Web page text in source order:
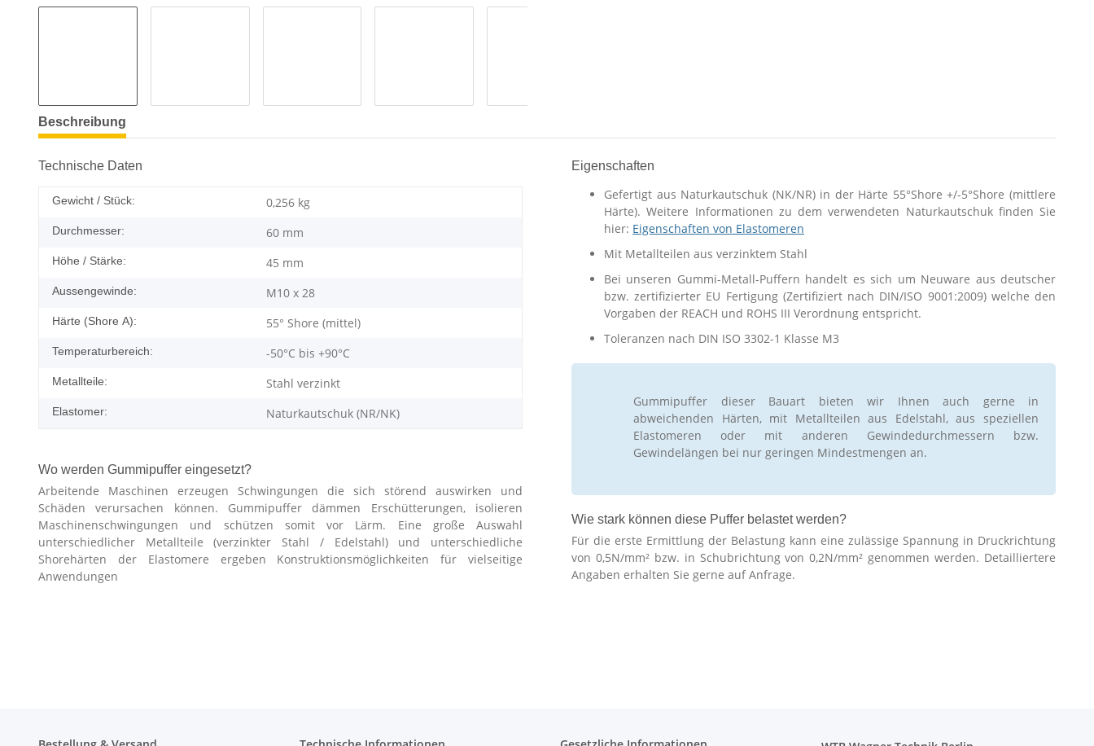
Beschreibung
Technische Daten
Gewicht / Stück: 0,256 kg
Durchmesser: 60 mm
Höhe / Stärke: 45 mm
Aussengewinde: M10 x 28
Härte (Shore A): 55° Shore (mittel)
Temperaturbereich: -50°C bis +90°C
Metallteile: Stahl verzinkt
Elastomer: Naturkautschuk (NR/NK)
Wo werden Gummipuffer eingesetzt?
Arbeitende Maschinen erzeugen Schwingungen die sich störend auswirken und
Schäden verursachen können. Gummipuffer dämmen Erschütterungen, isolieren
Maschinenschwingungen und schützen somit vor Lärm. Eine große Auswahl
unterschiedlicher Metallteile (verzinkter Stahl / Edelstahl) und unterschiedliche
Shorehärten der Elastomere ergeben Konstruktionsmöglichkeiten für vielseitige
Anwendungen
Eigenschaften
Gefertigt aus Naturkautschuk (NK/NR) in der Härte 55°Shore +/-5°Shore (mittlere
Härte). Weitere Informationen zu dem verwendeten Naturkautschuk finden Sie
hier: Eigenschaften von Elastomeren
Mit Metallteilen aus verzinktem Stahl
Bei unseren Gummi-Metall-Puffern handelt es sich um Neuware aus deutscher
bzw. zertifizierter EU Fertigung (Zertifiziert nach DIN/ISO 9001:2009) welche den
Vorgaben der REACH und ROHS III Verordnung entspricht.
Toleranzen nach DIN ISO 3302-1 Klasse M3
Gummipuffer dieser Bauart bieten wir Ihnen auch gerne in
abweichenden Härten, mit Metallteilen aus Edelstahl, aus speziellen
Elastomeren oder mit anderen Gewindedurchmessern bzw.
Gewindelängen bei nur geringen Mindestmengen an.
Wie stark können diese Puffer belastet werden?
Für die erste Ermittlung der Belastung kann eine zulässige Spannung in Druckrichtung
von 0,5N/mm² bzw. in Schubrichtung von 0,2N/mm² genommen werden. Detailliertere
Angaben erhalten Sie gerne auf Anfrage.